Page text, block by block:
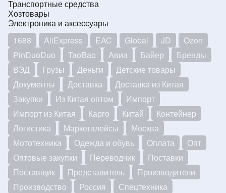
Транспортные средства
Хозтовары
Электроника и аксессуары
1688
AliExpress EAC Global JD
Ozon
PinDuoDuo
TaoBao Авиа Байер
Бренды
ВЭД
Грузы Деньги
Детские товары
Документы
Доставка
Доставка из Китая
Закупки
Из Китая оптом
Импорт
Импорт из Китая
Карго Китай
Контейнер
Логистика
Маркетплейсы
Москва
Мототехника
Одежда и обувь Оплата
Опт
Оптовые закупки
Переводчик
Поставки
Поставщик
Представитель
Производители
Производство
Россия
Спецтехника